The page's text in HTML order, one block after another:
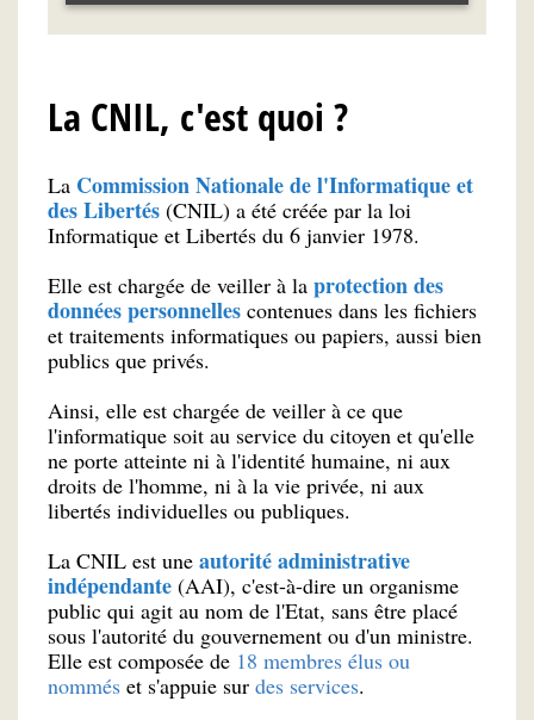
La CNIL, c'est quoi ?
La Commission Nationale de l'Informatique et
des Libertés (CNIL) a été créée par la loi
Informatique et Libertés du 6 janvier 1978.
Elle est chargée de veiller à la protection des
données personnelles contenues dans les fichiers
et traitements informatiques ou papiers, aussi bien
publics que privés.
Ainsi, elle est chargée de veiller à ce que
l'informatique soit au service du citoyen et qu'elle
ne porte atteinte ni à l'identité humaine, ni aux
droits de l'homme, ni à la vie privée, ni aux
libertés individuelles ou publiques.
La CNIL est une autorité administrative
indépendante (AAI), c'est-à-dire un organisme
public qui agit au nom de l'Etat, sans être placé
sous l'autorité du gouvernement ou d'un ministre.
Elle est composée de 18 membres élus ou
nommés et s'appuie sur des services.